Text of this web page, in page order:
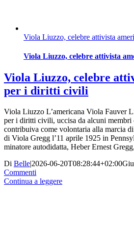
Viola Liuzzo, celebre attivista
Viola Liuzzo, celebre attivista
Viola Liuzzo, celebre
per i diritti civili
Viola Liuzzo L’americana Viola Fauver
per i diritti civili, uccisa da alcuni
contribuiva come volontaria alla marcia
di Viola Gregg l’11 aprile 1925 in
minatore autodidatta, Heber Ernest
Di Belle|2026-06-20T08:28:44+02:00
Commenti
Continua a leggere